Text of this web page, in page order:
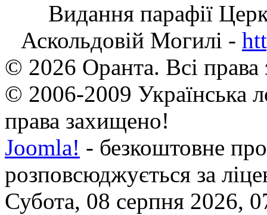
Видання парафії
Аскольдовій Могилі -
© 2026 Оранта. Всі
© 2006-2009 Українська
права захищено!
Joomla! - безкоштовне
розповсюджується за
Субота, 08 серпня 2026,